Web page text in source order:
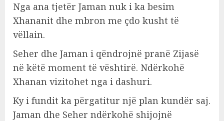
Nga ana tjetër Jaman nuk i ka besim
Xhananit dhe mbron me çdo kusht të
vëllain.
Seher dhe Jaman i qëndrojnë pranë Zijasë
në këtë moment të vështirë. Ndërkohë
Xhanan vizitohet nga i dashuri.
Ky i fundit ka përgatitur një plan kundër saj.
Jaman dhe Seher ndërkohë shijojnë